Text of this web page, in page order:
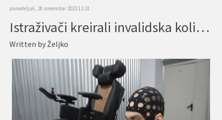
ponedeljak, 28 novembar 2022 13:31
Istraživači kreirali invalidska kolica koja mogu da se kontrolišu mislima
Written by Željko